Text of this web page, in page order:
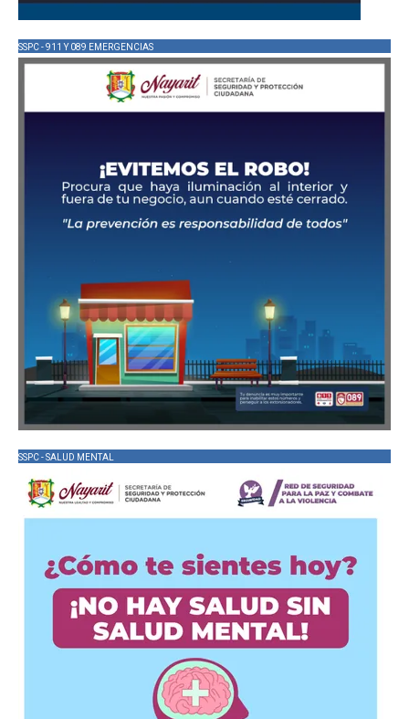
SSPC - 911 Y 089 EMERGENCIAS
SSPC - SALUD MENTAL